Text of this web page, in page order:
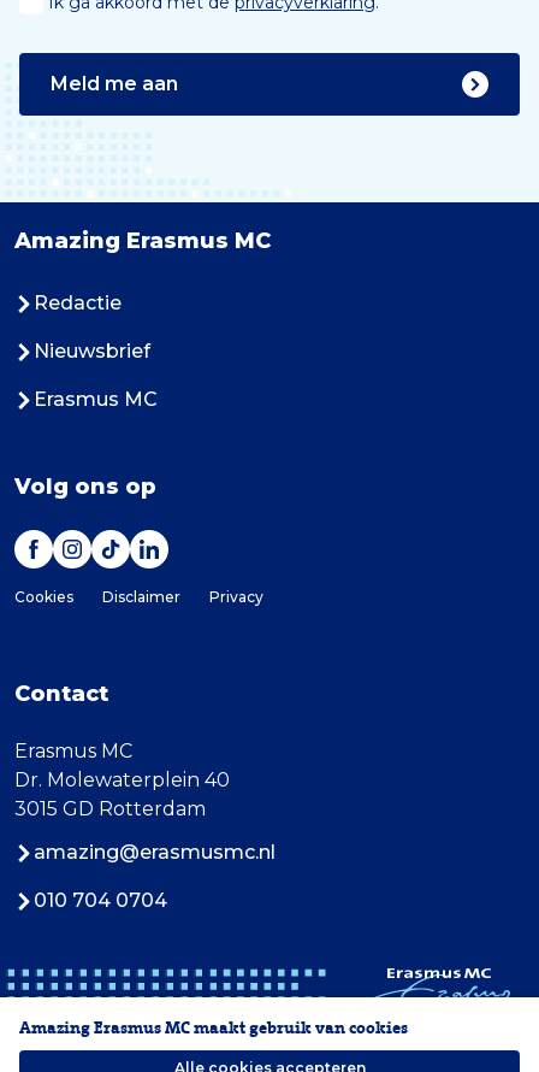
Meld me aan
Amazing Erasmus MC
Redactie
Nieuwsbrief
Erasmus MC
Volg ons op
Cookies Disclaimer Privacy
Contact
Erasmus MC
Dr. Molewaterplein 40
3015 GD Rotterdam
amazing@erasmusmc.nl
010 704 0704
Amazing Erasmus MC maakt gebruik van cookies
Alle cookies accepteren